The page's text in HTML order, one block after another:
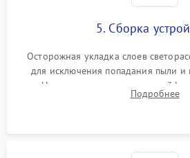
5. Сборка
Осторожная укладка слоев
для исключения попадания пыли и
Надежное подключение шлейфов,
аккуратное защелкиваниеПодробнее